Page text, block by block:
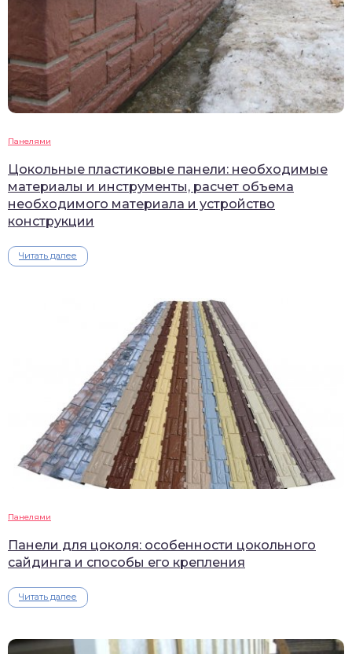
Панелями
Цокольные пластиковые панели: необходимые
материалы и инструменты, расчет объема
необходимого материала и устройство
конструкции
Читать далее
Панелями
Панели для цоколя: особенности цокольного
сайдинга и способы его крепления
Читать далее